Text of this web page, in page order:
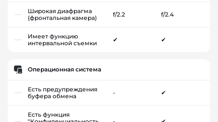
Широкая диафрагма
(фронтальная камера)
f/2.2 f/2.4
Имеет функцию
интервальной съемки
✔ ✔
Операционная система
Есть предупреждения
буфера обмена
- ✔
Есть функция